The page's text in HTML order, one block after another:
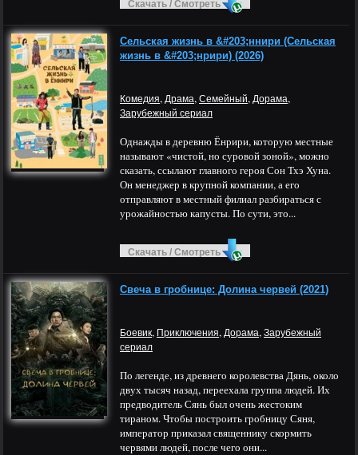
Скачать / Смотреть
Сельская жизнь в &#203;ннири (Сельская
жизнь в &#203;нрири) (2026)
Комедия, Драма, Семейный, Дорама,
Зарубежный сериал
Однажды в деревню Ёнрири, которую местные
называют «чистой, но суровой зоной», можно
сказать, ссылают главного героя Сон Тхэ Хуна.
Он менеджер в крупной компании, а его
отправляют в местный филиал разбираться с
урожайностью капусты. По сути, это...
Скачать / Смотреть
Свеча в гробнице: Долина червей (2021)
Боевик, Приключения, Дорама, Зарубежный
сериал
По легенде, из древнего королевства Дянь, около
двух тысяч назад, переехала группа людей. Их
предводитель Сянь был очень жестоким
тираном. Чтобы построить гробницу Сяня,
император приказал священнику скормить
червями людей, после чего они...